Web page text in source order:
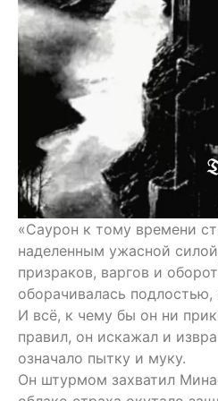
«Саурон к тому времени
наделенным ужасной
призраков, варгов и
оборачивалась
И всё, к чему бы он ни
правил, он искажал и
означало пытку и муку.
Он штурмом захватил